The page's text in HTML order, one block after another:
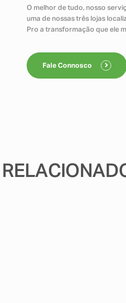
O melhor de tudo, nosso
uma de nossas três lojas
Pro a transformação que ele
Fale Connosco